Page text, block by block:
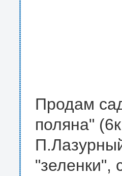
Продам
поляна"
"зеленки",